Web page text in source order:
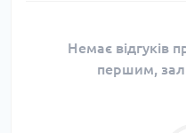
Немає відгуків
першим,